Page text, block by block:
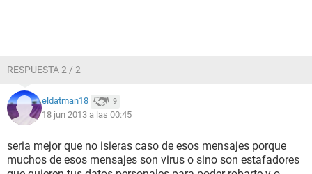
RESPUESTA 2 / 2
eldatman18 9
18 jun 2013 a las 00:45
seria mejor que no isieras caso de esos mensajes porque
muchos de esos mensajes son virus o sino son estafadores